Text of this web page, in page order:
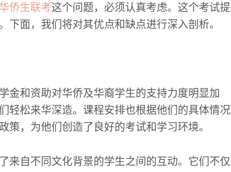
华侨生联考这个问题，必须认真考虑。这个考试提
面，我们将对其优点和缺点进行深入剖析。
金和资助对华侨及华裔学生的支持力度明显加
轻松来华深造。课程安排也根据他们的具体情况
策，为他们创造了良好的考试和学习环境。
来自不同文化背景的学生之间的互动。它们不仅